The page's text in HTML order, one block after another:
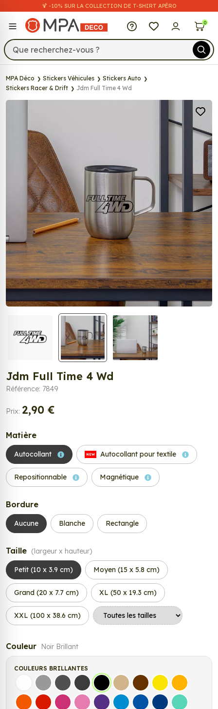
🍹 -10% SUR LA COLLECTION DE T-SHIRT APÉRO
MPA Déco 0
MPA Déco Stickers Véhicules
Stickers Auto
Stickers Racer & Drift
Jdm Full Time 4 Wd
Jdm Full Time 4 Wd
Référence: 7849
Prix: 2,90 €
Matière
Autocollant NEW Autocollant pour textile
Repositionnable Magnétique
Bordure
Aucune Blanche Rectangle
Taille (largeur x hauteur)
Petit (10 x 3.9 cm) Moyen (15 x 5.8 cm)
Grand (20 x 7.7 cm) XL (50 x 19.3 cm)
XXL (100 x 38.6 cm)
Couleur Noir Brillant
COULEURS BRILLANTES
Blanc Gris Gris FoncéGris Anthracite
Noir Beige Marron Jaune ClairJaune
OrangeRouge FuchsiaRose Violet Bleu clairBleu MoyenBleu FoncéBleu Vert